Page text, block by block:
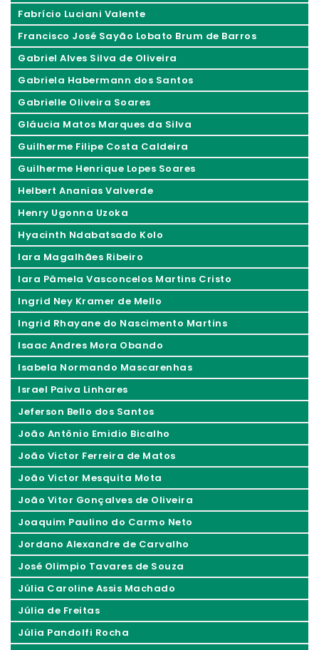
Fabrício Luciani Valente
Francisco José Sayão Lobato Brum de Barros
Gabriel Alves Silva de Oliveira
Gabriela Habermann dos Santos
Gabrielle Oliveira Soares
Gláucia Matos Marques da Silva
Guilherme Filipe Costa Caldeira
Guilherme Henrique Lopes Soares
Helbert Ananias Valverde
Henry Ugonna Uzoka
Hyacinth Ndabatsado Kolo
Iara Magalhães Ribeiro
Iara Pâmela Vasconcelos Martins Cristo
Ingrid Ney Kramer de Mello
Ingrid Rhayane do Nascimento Martins
Isaac Andres Mora Obando
Isabela Normando Mascarenhas
Israel Paiva Linhares
Jeferson Bello dos Santos
João Antônio Emidio Bicalho
João Victor Ferreira de Matos
João Victor Mesquita Mota
João Vitor Gonçalves de Oliveira
Joaquim Paulino do Carmo Neto
Jordano Alexandre de Carvalho
José Olimpio Tavares de Souza
Júlia Caroline Assis Machado
Júlia de Freitas
Júlia Pandolfi Rocha